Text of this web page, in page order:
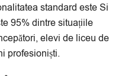
standard este Si
95% dintre situațiile
elevi de liceu de
profesioniști.